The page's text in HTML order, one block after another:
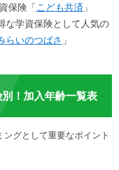
保険「こども共済 」
な学資保険として人気の
らいのつばさ 」
！加入年齢一覧表
グとして重要なポイント